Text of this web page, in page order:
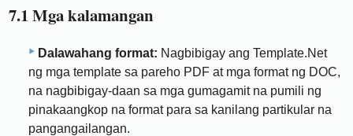
7.1 Mga kalamangan
Dalawahang format: Nagbibigay ang Template.Net
ng mga template sa pareho PDF at mga format ng DOC,
na nagbibigay-daan sa mga gumagamit na pumili ng
pinakaangkop na format para sa kanilang partikular na
pangangailangan.